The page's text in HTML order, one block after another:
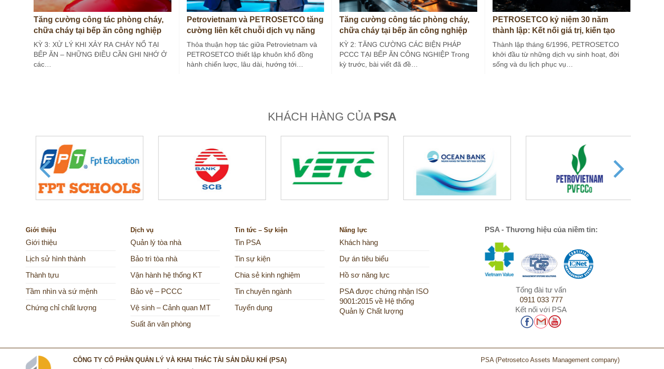
Tăng cường công tác phòng cháy,
chữa cháy tại bếp ăn công nghiệp
(Kỳ 3)
KỲ 3: XỬ LÝ KHI XẢY RA CHÁY NỔ TẠI
BẾP ĂN – NHỮNG ĐIỀU CẦN GHI NHỚ Ở
các…
Petrovietnam và PETROSETCO tăng
cường liên kết chuỗi dịch vụ năng
lượng
Thỏa thuận hợp tác giữa Petrovietnam và
PETROSETCO thiết lập khuôn khổ đồng
hành chiến lược, lâu dài, hướng tới…
Tăng cường công tác phòng cháy,
chữa cháy tại bếp ăn công nghiệp
(Kỳ 2)
KỲ 2: TĂNG CƯỜNG CÁC BIỆN PHÁP
PCCC TẠI BẾP ĂN CÔNG NGHIỆP Trong
kỳ trước, bài viết đã đề…
PETROSETCO kỷ niệm 30 năm
thành lập: Kết nối giá trị, kiến tạo
tương lai
Thành lập tháng 6/1996, PETROSETCO
khởi đầu từ những dịch vụ sinh hoạt, đời
sống và du lịch phục vụ…
KHÁCH HÀNG CỦA PSA
Giới thiệu
Giới thiệu
Lịch sử hình thành
Thành tựu
Tầm nhìn và sứ mệnh
Chứng chỉ chất lượng
Dịch vụ
Quản lý tòa nhà
Bảo trì tòa nhà
Vận hành hệ thống KT
Bảo vệ – PCCC
Vệ sinh – Cảnh quan MT
Suất ăn văn phòng
Tin tức – Sự kiện
Tin PSA
Tin sự kiện
Chia sẻ kinh nghiệm
Tin chuyên ngành
Tuyển dụng
Năng lực
Khách hàng
Dự án tiêu biểu
Hồ sơ năng lực
PSA được chứng nhận ISO
9001:2015 về Hệ thống
Quản lý Chất lượng
PSA - Thương hiệu của niềm tin:
Tổng đài tư vấn
0911 033 777
Kết nối với PSA
PSA (Petrosetco Assets Management company)
CÔNG TY CỔ PHẦN QUẢN LÝ VÀ KHAI THÁC TÀI SẢN DẦU KHÍ (PSA)